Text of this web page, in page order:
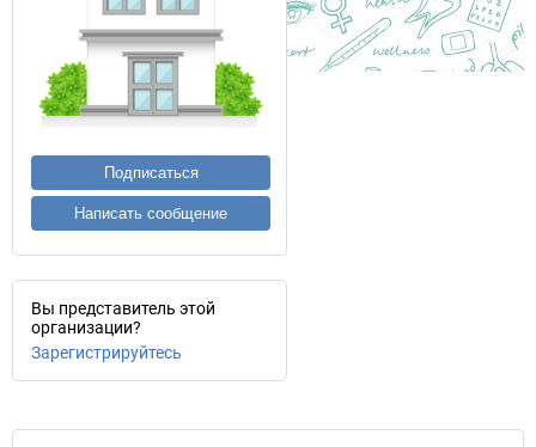
Подписаться
Написать сообщение
Вы представитель этой
организации?
Зарегистрируйтесь